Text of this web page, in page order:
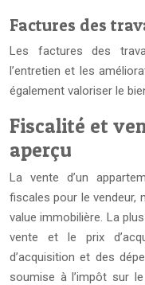
Factures des
Les factures des
l’entretien et les
également valoriser le
Fiscalité et
aperçu
La vente d’un
fiscales pour le vendeur,
value immobilière. La
vente et le prix
d’acquisition et des
soumise à l’impôt sur